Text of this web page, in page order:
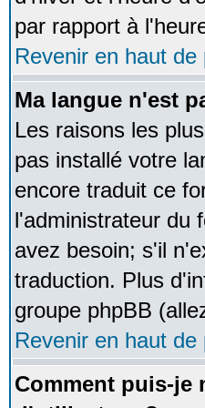
par rapport à
Revenir en haut de
Ma langue n'est
Les raisons les
pas installé votre
encore traduit ce
l'administrateur du
avez besoin; s'il
traduction. Plus
groupe phpBB
Revenir en haut de
Comment puis-je